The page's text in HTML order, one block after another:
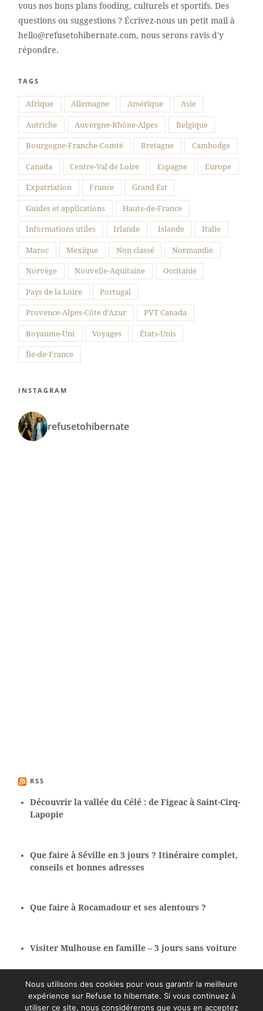
Suivre sur Instagram
vous nos bons plans fooding, culturels et sportifs. Des
questions ou suggestions ? Écrivez-nous un petit mail à
hello@refusetohibernate.com, nous serons ravis d'y
répondre.
TAGS
Afrique Allemagne Amérique Asie
Autriche Auvergne-Rhône-Alpes Belgique
Bourgogne-Franche-Comté Bretagne Cambodge
Canada Centre-Val de Loire Espagne Europe
Expatriation France Grand Est
Guides et applications Hauts-de-France
Informations utiles Irlande Islande Italie
Maroc Mexique Non classé Normandie
Norvège Nouvelle-Aquitaine Occitanie
Pays de la Loire Portugal
Provence-Alpes-Côte d'Azur PVT Canada
Royaume-Uni Voyages États-Unis
Île-de-France
INSTAGRAM
refusetohibernate
RSS
Découvrir la vallée du Célé : de Figeac à Saint-Cirq-
Lapopie
Que faire à Séville en 3 jours ? Itinéraire complet,
conseils et bonnes adresses
Que faire à Rocamadour et ses alentours ?
Visiter Mulhouse en famille – 3 jours sans voiture
Nous utilisons des cookies pour vous garantir la meilleure
expérience sur Refuse to hibernate. Si vous continuez à
utiliser ce site, nous considérerons que vous en acceptez